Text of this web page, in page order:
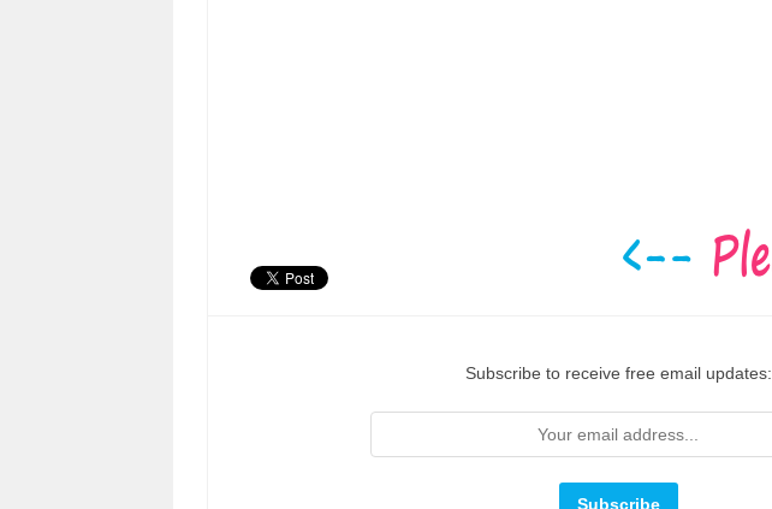
Subscribe to receive free email updates: